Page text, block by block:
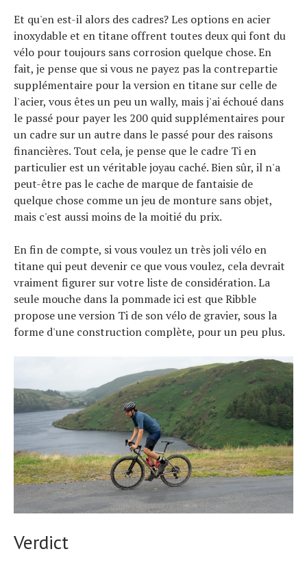
Et qu'en est-il alors des cadres? Les options en acier
inoxydable et en titane offrent toutes deux qui font du
vélo pour toujours sans corrosion quelque chose. En
fait, je pense que si vous ne payez pas la contrepartie
supplémentaire pour la version en titane sur celle de
l'acier, vous êtes un peu un wally, mais j'ai échoué dans
le passé pour payer les 200 quid supplémentaires pour
un cadre sur un autre dans le passé pour des raisons
financières. Tout cela, je pense que le cadre Ti en
particulier est un véritable joyau caché. Bien sûr, il n'a
peut-être pas le cache de marque de fantaisie de
quelque chose comme un jeu de monture sans objet,
mais c'est aussi moins de la moitié du prix.
En fin de compte, si vous voulez un très joli vélo en
titane qui peut devenir ce que vous voulez, cela devrait
vraiment figurer sur votre liste de considération. La
seule mouche dans la pommade ici est que Ribble
propose une version Ti de son vélo de gravier, sous la
forme d'une construction complète, pour un peu plus.
Verdict